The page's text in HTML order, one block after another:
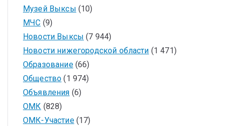
Музей Выксы (10)
МЧС (9)
Новости Выксы (7 944)
Новости нижегородской области (1 471)
Образование(66)
Общество (1 974)
Объявления (6)
ОМК (828)
ОМК-Участие(17)